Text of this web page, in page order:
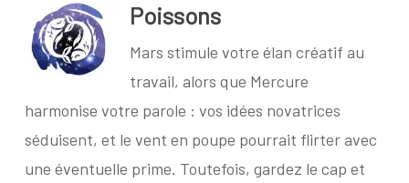
Poissons
Mars stimule votre élan créatif au
travail, alors que Mercure
harmonise votre parole : vos idées novatrices
séduisent, et le vent en poupe pourrait flirter avec
une éventuelle prime. Toutefois, gardez le cap et